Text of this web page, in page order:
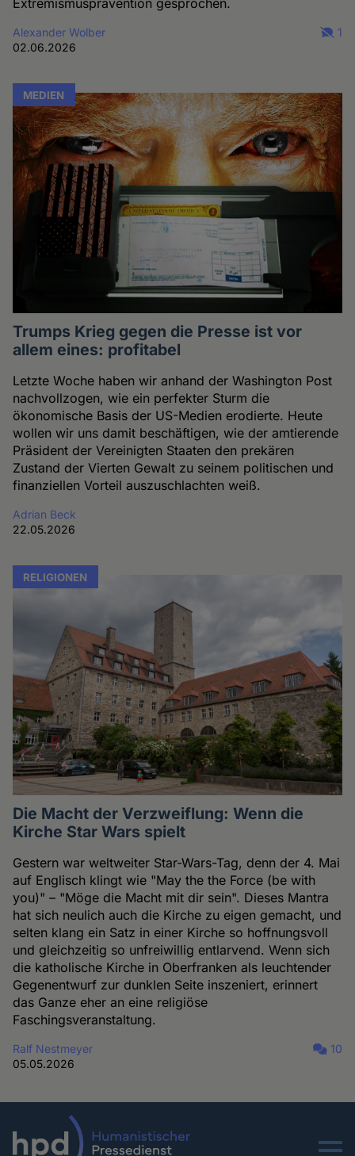
Extremismusprävention gesprochen.
Alexander Wolber
02.06.2026
1
MEDIEN
Trumps Krieg gegen die Presse ist vor
allem eines: profitabel
Letzte Woche haben wir anhand der Washington Post
nachvollzogen, wie ein perfekter Sturm die
ökonomische Basis der US-Medien erodierte. Heute
wollen wir uns damit beschäftigen, wie der amtierende
Präsident der Vereinigten Staaten den prekären
Zustand der Vierten Gewalt zu seinem politischen und
finanziellen Vorteil auszuschlachten weiß.
Adrian Beck
22.05.2026
RELIGIONEN
Die Macht der Verzweiflung: Wenn die
Kirche Star Wars spielt
Gestern war weltweiter Star-Wars-Tag, denn der 4. Mai
auf Englisch klingt wie "May the the Force (be with
you)" – "Möge die Macht mit dir sein". Dieses Mantra
hat sich neulich auch die Kirche zu eigen gemacht, und
selten klang ein Satz in einer Kirche so hoffnungsvoll
und gleichzeitig so unfreiwillig entlarvend. Wenn sich
die katholische Kirche in Oberfranken als leuchtender
Gegenentwurf zur dunklen Seite inszeniert, erinnert
das Ganze eher an eine religiöse
Faschingsveranstaltung.
Ralf Nestmeyer
05.05.2026
10